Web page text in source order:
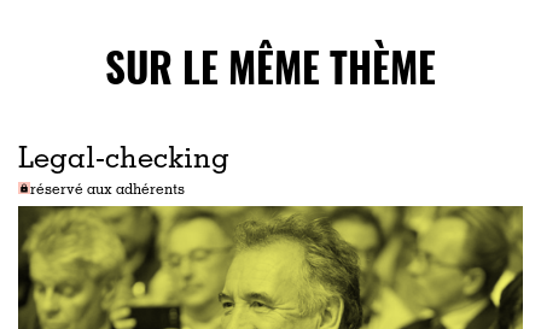
SUR LE MÊME THÈME
Legal-checking
réservé aux adhérents